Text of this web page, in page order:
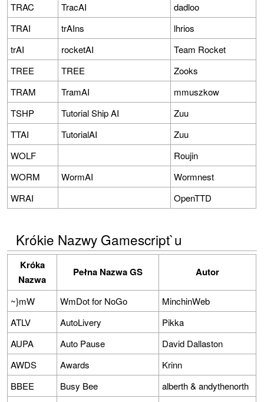
TRAC
TracAI
dadloo
TRAI
trAIns
lhrios
trAI
rocketAI
Team Rocket
TREE
TREE
Zooks
TRAM
TramAI
mmuszkow
TSHP
Tutorial Ship AI
Zuu
TTAI
TutorialAI
Zuu
WOLF
Roujin
WORM
WormAI
Wormnest
WRAI
OpenTTD
Krókie Nazwy Gamescript`u
Króka
Nazwa
Pełna Nazwa GS Autor
~}mW WmDot for NoGo
MinchinWeb
ATLV
AutoLivery
Pikka
AUPA
Auto Pause
David Dallaston
AWDS
Awards
Krinn
BBEE
Busy Bee
alberth & andythenorth